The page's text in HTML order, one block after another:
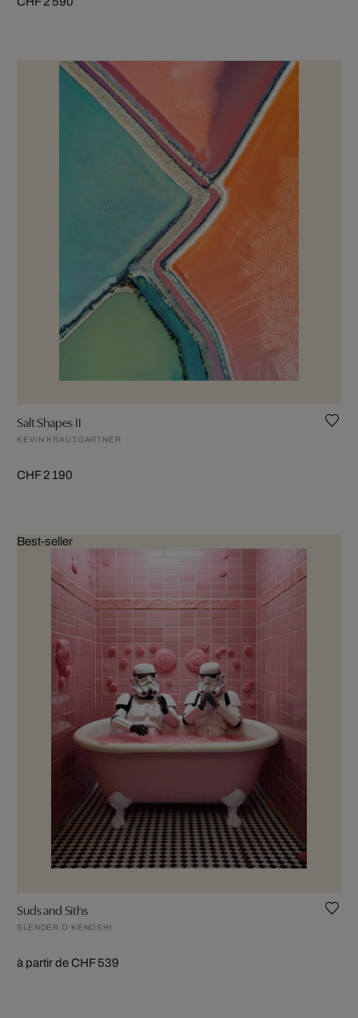
Salt Shapes II
KEVIN KRAUTGARTNER
CHF 2 190
Best-seller
Suds and Siths
SLENDER O’KENOSHI
à partir de CHF 539